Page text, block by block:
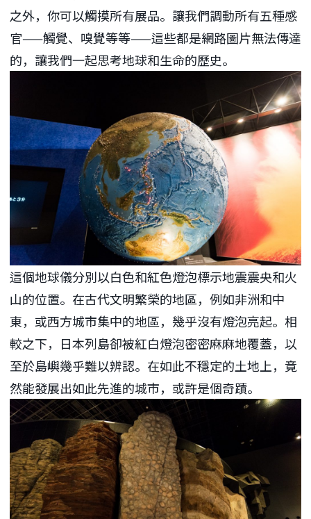
之外，你可以觸摸所有展品。讓我們調動所有五種感
官——觸覺、嗅覺等等——這些都是網路圖片無法傳達
的，讓我們一起思考地球和生命的歷史。
這個地球儀分別以白色和紅色燈泡標示地震震央和火
山的位置。在古代文明繁榮的地區，例如非洲和中
東，或西方城市集中的地區，幾乎沒有燈泡亮起。相
較之下，日本列島卻被紅白燈泡密密麻麻地覆蓋，以
至於島嶼幾乎難以辨認。在如此不穩定的土地上，竟
然能發展出如此先進的城市，或許是個奇蹟。